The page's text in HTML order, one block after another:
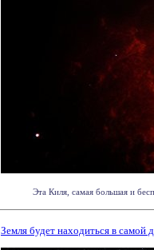
Эта Киля, самая большая и
Земля будет находиться в самой